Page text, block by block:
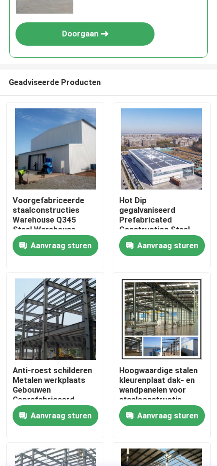
Huis
Producten
Over ons
Fabriekstocht
Kwaliteitscontrole
Neem contact met ons op
Nieuws
Gevallen
Staalconstructie magazijn
Doorgaan
Geadviseerde Producten
Voorgefabriceerde
staalconstructies
Warehouse Q345
Steel Warehouse
Building
Aanvraag sturen
Hot Dip
gegalvaniseerd
Prefabricated
Construction Steel
Structure Warehouse
BuildingsAanvraag sturen
Anti-roest schilderen
Metalen werkplaats
Gebouwen
Geprefabriceerd
metalen magazijn ODM
Aanvraag sturen
Hoogwaardige stalen
kleurenplaat dak- en
wandpanelen voor
staalconstructie
magazijn
Aanvraag sturen